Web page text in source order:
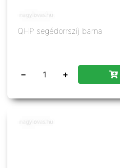
QHP segédorrszíj barna
− +